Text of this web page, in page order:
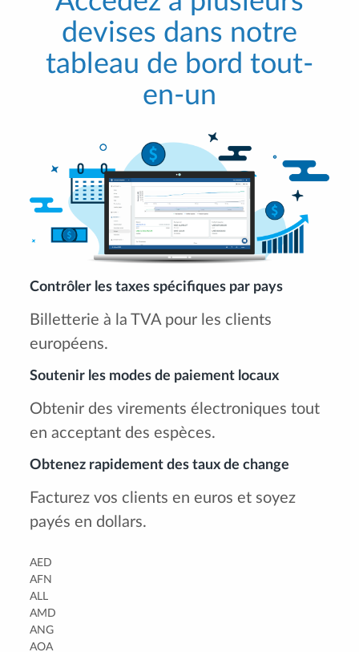
devises dans notre
tableau de bord tout-
en-un
Contrôler les taxes spécifiques par pays
Billetterie à la TVA pour les clients
européens.
Soutenir les modes de paiement locaux
Obtenir des virements électroniques tout
en acceptant des espèces.
Obtenez rapidement des taux de change
Facturez vos clients en euros et soyez
payés en dollars.
AED
AFN
ALL
AMD
ANG
AOA